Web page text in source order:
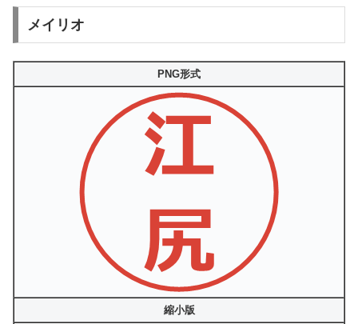
メイリオ
PNG形式
縮小版